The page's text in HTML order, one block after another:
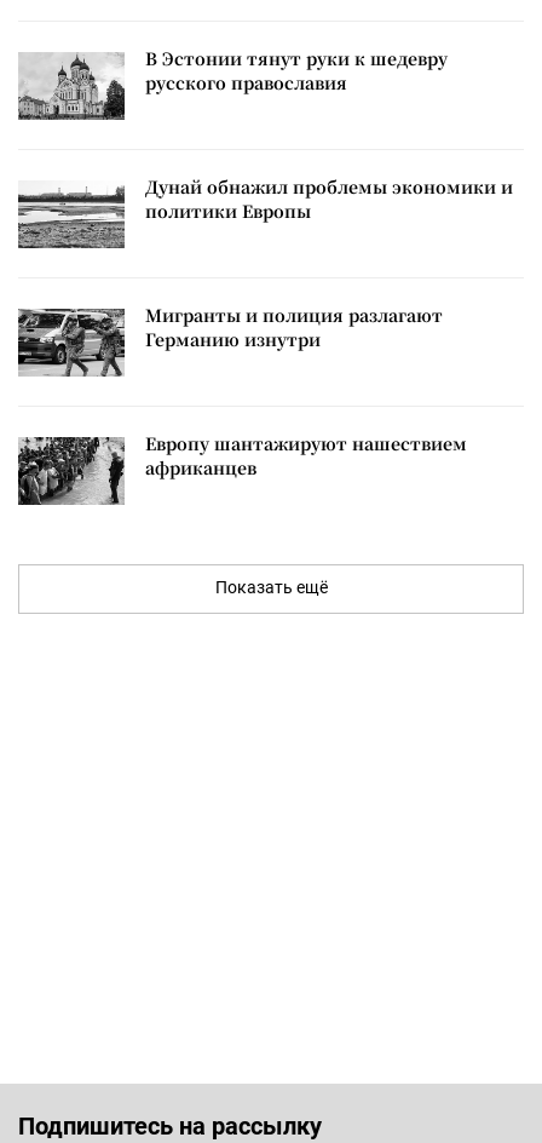
В Эстонии тянут руки к шедевру
русского православия
Дунай обнажил проблемы экономики и
политики Европы
Мигранты и полиция разлагают
Германию изнутри
Европу шантажируют нашествием
африканцев
Показать ещё
Подпишитесь на рассылку